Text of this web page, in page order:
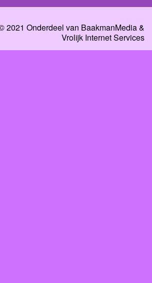
2021 Onderdeel van BaakmanMedia&
Vrolijk Internet Services